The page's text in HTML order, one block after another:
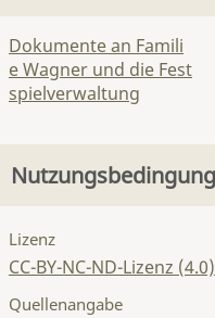
Dokumente an Famili
e Wagner und die Fest
spielverwaltung
Lizenz
CC-BY-NC-ND-Lizenz (4.0)
Quellenangabe